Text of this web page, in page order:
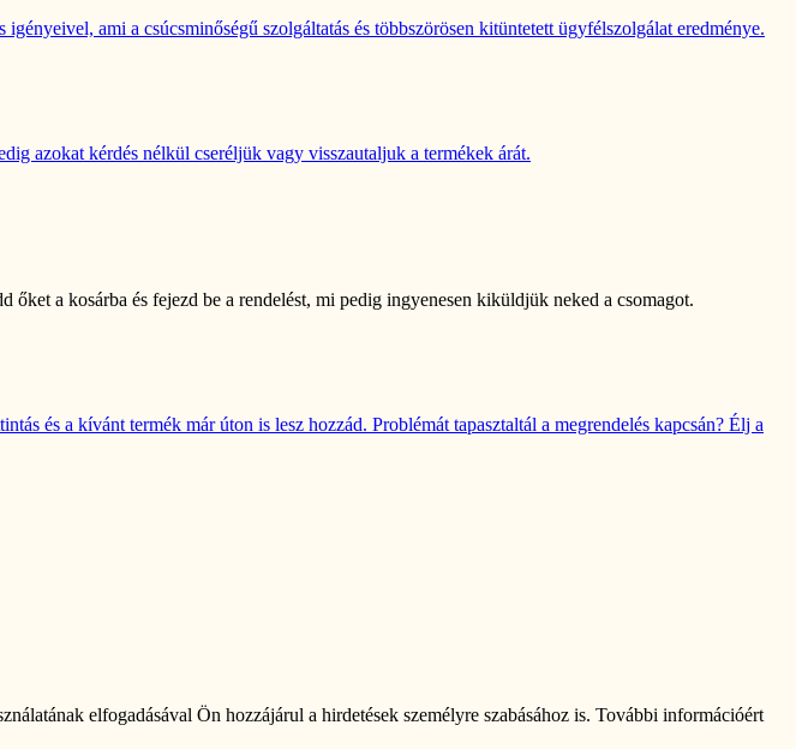
ami a csúcsminőségű szolgáltatás és többszörösen kitüntetett ügyfélszolgálat eredménye.
azokat kérdés nélkül cseréljük vagy visszautaljuk a termékek árát.
a kosárba és fejezd be a rendelést, mi pedig ingyenesen kiküldjük neked a csomagot.
és a kívánt termék már úton is lesz hozzád. Problémát tapasztaltál a megrendelés kapcsán? Élj a
elfogadásával Ön hozzájárul a hirdetések személyre szabásához is. További információért